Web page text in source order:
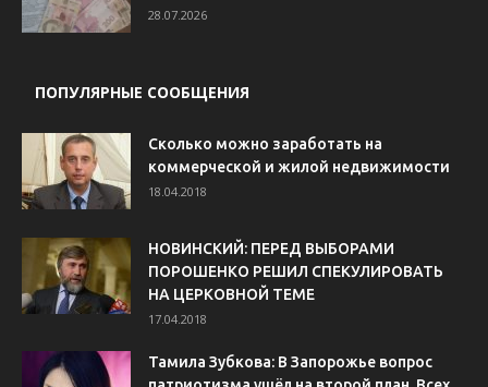
28.07.2026
ПОПУЛЯРНЫЕ СООБЩЕНИЯ
Сколько можно заработать на
коммерческой и жилой недвижимости
18.04.2018
НОВИНСКИЙ: ПЕРЕД ВЫБОРАМИ
ПОРОШЕНКО РЕШИЛ СПЕКУЛИРОВАТЬ
НА ЦЕРКОВНОЙ ТЕМЕ
17.04.2018
Тамила Зубкова: В Запорожье вопрос